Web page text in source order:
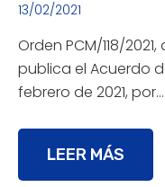
13/02/2021
Orden PCM/118/
publica el Acuerdo
febrero de 2021, por…
LEER MÁS